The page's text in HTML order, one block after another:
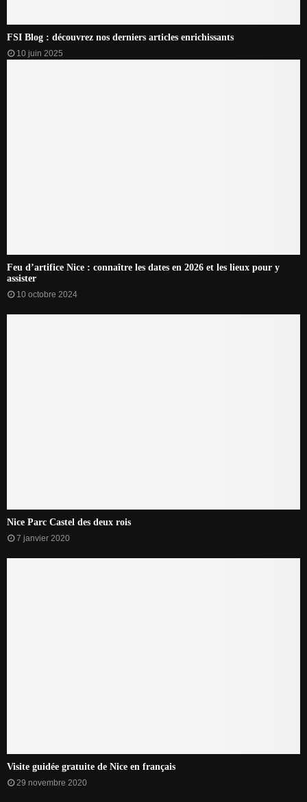
FSI Blog : découvrez nos derniers articles enrichissants
10 juin 2025
Feu d’artifice Nice : connaître les dates en 2026 et les lieux pour y
assister
10 octobre 2024
Nice Parc Castel des deux rois
7 janvier 2020
Visite guidée gratuite de Nice en français
29 novembre 2020